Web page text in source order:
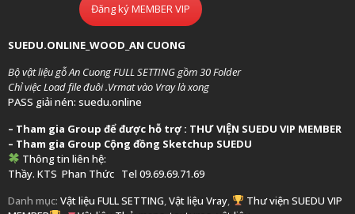
Đăng ký MEMBER VIP
SUEDU.ONLINE_WOOD_AN CUONG
Bộ vật liệu gỗ An Cuong FULL SETTING gồm 30 Folder
Chỉ việc Load file đuôi .Vrmat vào Vray là xong
PASS giải nén: suedu.online
– Tham gia Group để được hỗ trợ : THƯ VIỆN SUEDU VIP MEMBER
– Tham gia Group Cộng đồng Sketchup SUEDU
Thông tin liên hệ:
Thầy. KTS Phan Thức Tel 09.69.69.71.69
Danh mục: Vật liệu FULL SETTING,Vật liệu Vray,
Thư viện SUEDU VIP